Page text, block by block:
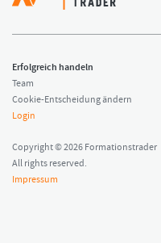
Erfolgreich handeln
Team
Cookie-Entscheidung ändern
Login
Copyright © 2026 Formationstrader
All rights reserved.
Impressum